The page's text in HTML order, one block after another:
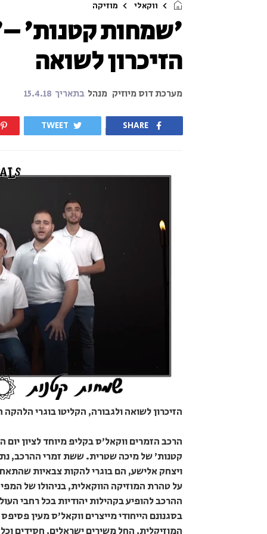
ווקאלי מוזיקה
'שמחות קטנות'
הזיכרון לשואה
מערכת דוס מיוזיק מנהל בתאריך 15.4.18
SHARE
TWEET
הזיכרון לשואה ולגבורה, הקליטו בוגרי
הרכב הזמרים ווקאל'ס בקליפ מיוחד לציון
קטנות' של מיכה שטרית. ששת זמרי ההרכב,
ויצחק אלישע, הם בוגרי להקות צבאיות
על טהרת המוזיקה הווקאלית, בניהולו של
ההרכב להופיע בקהילות יהודיות בכל רחבי
בסגנונם הייחודי מייצרים ווקאל'ס מעין
המוזיקלית, החל משירים ישראלים, חסידים